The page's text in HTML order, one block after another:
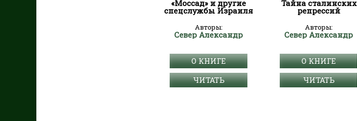
«Моссад» и другие
спецслужбы Израиля
Авторы:
Север Александр
О КНИГЕ
ЧИТАТЬ
Тайна сталинских
репрессий
Авторы:
Север Александр
О КНИГЕ
ЧИТАТЬ